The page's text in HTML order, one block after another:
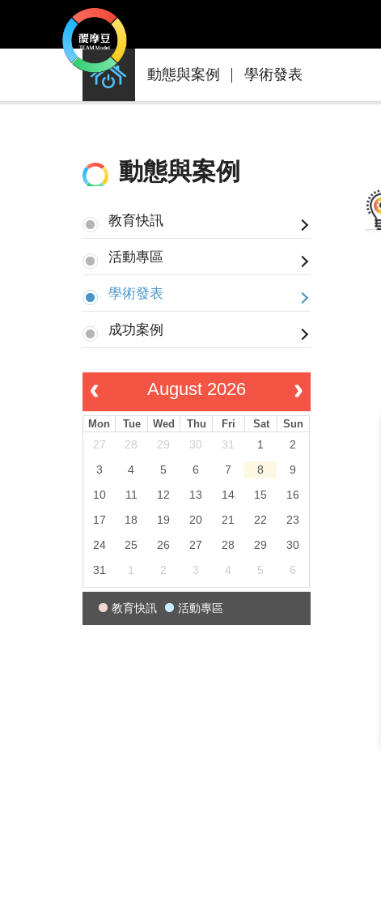
動態與案例 學術發表
動態與案例
教育快訊
活動專區
學術發表
成功案例
August 2026
Mon Tue Wed Thu Fri Sat Sun
27 28 29 30 31 1
2
3
4 5 6 7 8
9
10
11 12 13 14 15
16
17
18 19 20 21 22
23
24
25 26 27 28 29
30
31
1 2 3 4 5 6
教育快訊 活動專區